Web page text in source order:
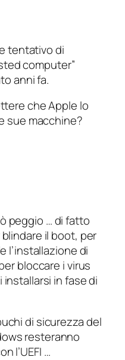
tentativo di
computer”
anni fa.
che Apple lo
sue macchine?
peggio … di fatto
il boot, per
l’installazione di
bloccare i virus
in fase di
di sicurezza del
resteranno
l’UEFI …